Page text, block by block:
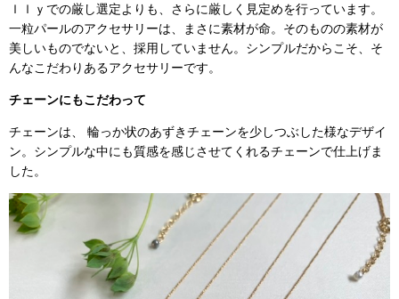
ｌｌｙでの厳し選定よりも、さらに厳しく見定めを行っています。
一粒パールのアクセサリーは、まさに素材が命。そのものの素材が
美しいものでないと、採用していません。シンプルだからこそ、そ
んなこだわりあるアクセサリーです。
チェーンにもこだわって
チェーンは、 輪っか状のあずきチェーンを少しつぶした様なデザイ
ン。シンプルな中にも質感を感じさせてくれるチェーンで仕上げま
した。